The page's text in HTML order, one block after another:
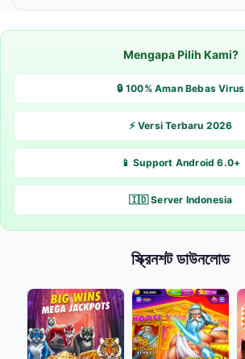
Mengapa Pilih Kami?
🔒 100% Aman Bebas Virus
⚡ Versi Terbaru 2026
📱 Support Android 6.0+
🇮🇩 Server Indonesia
স্ক্রিনশট ডাউনলোড